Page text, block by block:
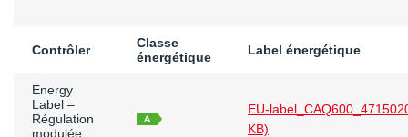
Contrôler
Classe
énergétique
Label énergétique
Energy
Label –
Régulation
modulée
EU-
KB)